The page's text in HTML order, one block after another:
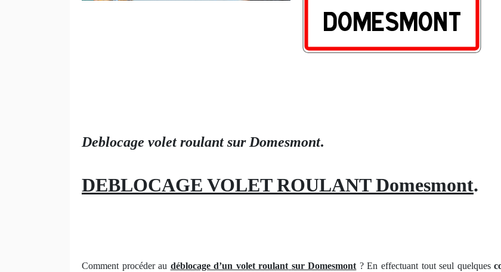
Deblocage volet roulant sur Domesmont.
DEBLOCAGE VOLET ROULANT Domesmont.
Comment procéder au déblocage d’un volet roulant sur Domesmont ? En effectuant tout seul quelques